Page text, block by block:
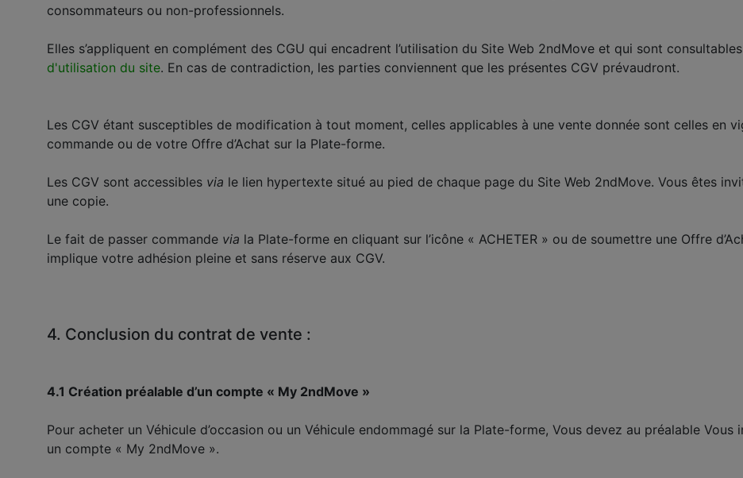
consommateurs ou non-professionnels.
Elles s’appliquent en complément des CGU qui encadrent l’utilisation du Site Web 2ndMove et qui sont consultables
d'utilisation du site. En cas de contradiction, les parties conviennent que les présentes CGV prévaudront.
Les CGV étant susceptibles de modification à tout moment, celles applicables à une vente donnée sont celles en
commande ou de votre Offre d’Achat sur la Plate-forme.
Les CGV sont accessibles via le lien hypertexte situé au pied de chaque page du Site Web 2ndMove. Vous êtes
une copie.
Le fait de passer commande via la Plate-forme en cliquant sur l’icône « ACHETER » ou de soumettre une Offre
implique votre adhésion pleine et sans réserve aux CGV.
4. Conclusion du contrat de vente :
4.1 Création préalable d’un compte « My 2ndMove »
Pour acheter un Véhicule d’occasion ou un Véhicule endommagé sur la Plate-forme, Vous devez au préalable
un compte « My 2ndMove ».